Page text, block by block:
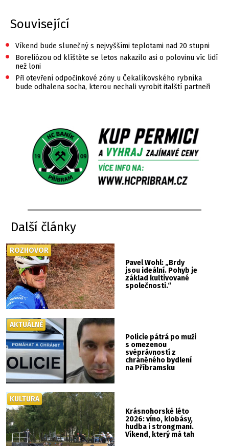
Související
• Víkend bude slunečný s nejvyššími teplotami nad 20 stupni
•
Boreliózou od klíštěte se letos nakazilo asi o polovinu víc lidí
než loni
•
Při otevření odpočinkové zóny u Čekalíkovského rybníka
bude odhalena socha, kterou nechali vyrobit italští partneři
Další články
Pavel Wohl: „Brdy
jsou ideální. Pohyb je
základ kultivované
společnosti.“
ROZHOVOR
Policie pátrá po muži
s omezenou
svéprávností z
chráněného bydlení
na Příbramsku
AKTUÁLNĚ
Krásnohorské léto
2026: víno, klobásy,
hudba i strongmani.
Víkend, který má tah
KULTURA